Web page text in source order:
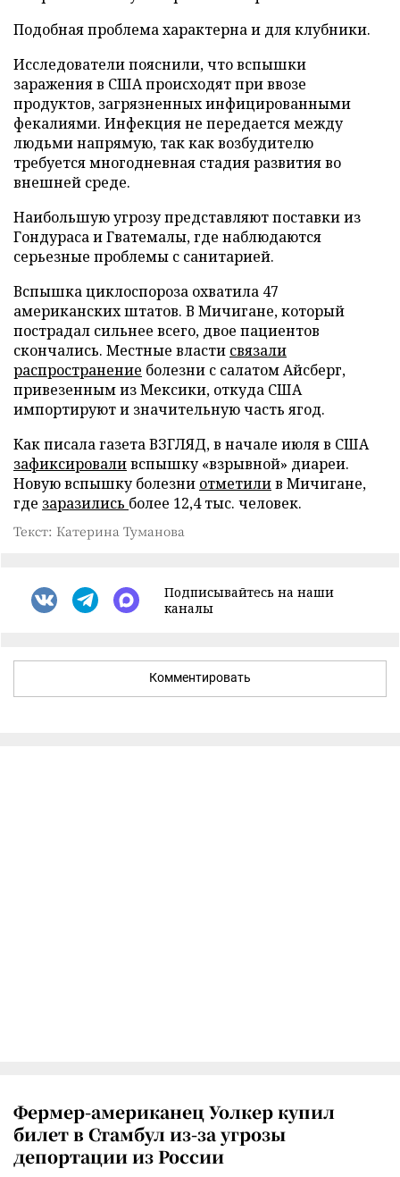
Подобная проблема характерна и для клубники.
Исследователи пояснили, что вспышки
заражения в США происходят при ввозе
продуктов, загрязненных инфицированными
фекалиями. Инфекция не передается между
людьми напрямую, так как возбудителю
требуется многодневная стадия развития во
внешней среде.
Наибольшую угрозу представляют поставки из
Гондураса и Гватемалы, где наблюдаются
серьезные проблемы с санитарией.
Вспышка циклоспороза охватила 47
американских штатов. В Мичигане, который
пострадал сильнее всего, двое пациентов
скончались. Местные власти связали
распространение болезни с салатом Айсберг,
привезенным из Мексики, откуда США
импортируют и значительную часть ягод.
Как писала газета ВЗГЛЯД, в начале июля в США
зафиксироваливспышку «взрывной» диареи.
Новую вспышку болезни отметилив Мичигане,
где заразились более 12,4 тыс. человек.
Текст: Катерина Туманова
Подписывайтесь на наши
каналы
Комментировать
Фермер-американец Уолкер купил
билет в Стамбул из-за угрозы
депортации из России